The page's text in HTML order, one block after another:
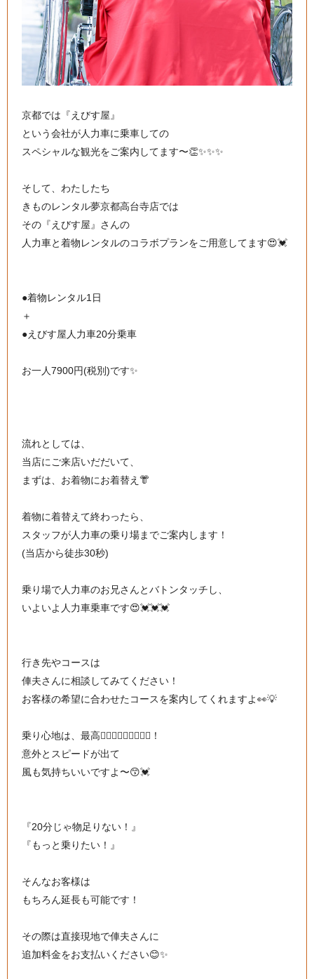
京都では『えびす屋』
という会社が人力車に乗車しての
スペシャルな観光をご案内してます〜👏✨✨✨
そして、わたしたち
きものレンタル夢京都高台寺店では
その『えびす屋』さんの
人力車と着物レンタルのコラボプランをご用意してます😍💓
●着物レンタル1日
＋
●えびす屋人力車20分乗車
お一人7900円(税別)です✨
流れとしては、
当店にご来店いだだいて、
まずは、お着物にお着替え👘
着物に着替えて終わったら、
スタッフが人力車の乗り場までご案内します！
(当店から徒歩30秒)
乗り場で人力車のお兄さんとバトンタッチし、
いよいよ人力車乗車です😍💓💓💓
行き先やコースは
俥夫さんに相談してみてください！
お客様の希望に合わせたコースを案内してくれますよ👀💡
乗り心地は、最高🙆🏻‍♀️🙆🏻‍♀️🙆🏻‍♀️！
意外とスピードが出て
風も気持ちいいですよ〜😙💓
『20分じゃ物足りない！』
『もっと乗りたい！』
そんなお客様は
もちろん延長も可能です！
その際は直接現地で俥夫さんに
追加料金をお支払いください😊✨